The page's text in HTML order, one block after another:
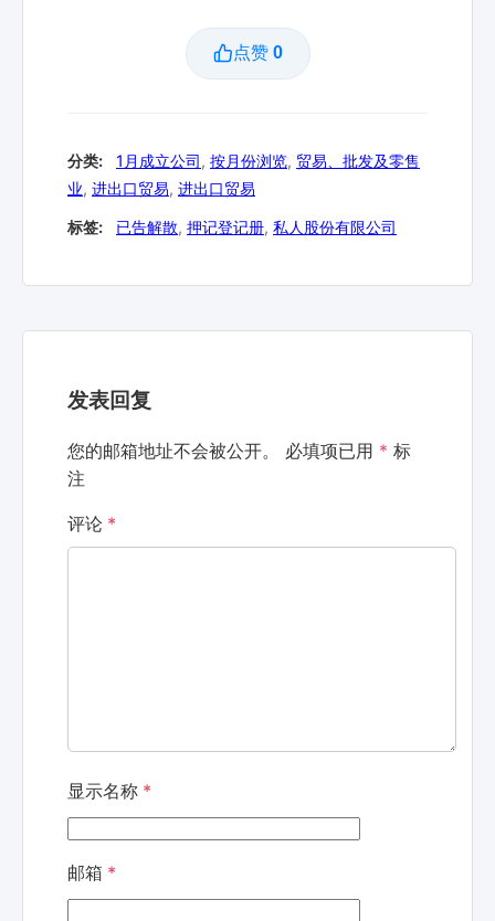
点赞 0
分类: 1月成立公司, 按月份浏览, 贸易、批发及零售
业, 进出口贸易, 进出口贸易
标签: 已告解散, 押记登记册, 私人股份有限公司
发表回复
您的邮箱地址不会被公开。 必填项已用 * 标
注
评论 *
显示名称 *
邮箱 *